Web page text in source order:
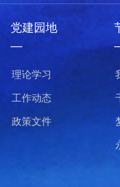
党建园地
—
理论学习
工作动态
政策文件